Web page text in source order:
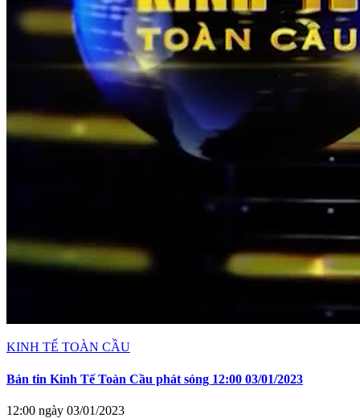
KINH TẾ TOÀN CẦU
Bản tin Kinh Tế Toàn Cầu phát sóng 12:00 03/01/2023
12:00 ngày 03/01/2023